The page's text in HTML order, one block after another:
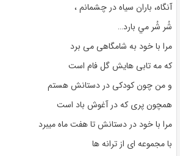
آنگاه، باران سياه در چشمانم ،
شُر شُر مي بارد…
مرا با خود به شامگاهی می برد
که مه تابی هایش گل فام است
و من چون کودکی در دستانش هستم
همچون پری که در آغوش باد است
مرا با خود در دستانش تا هفت ماه میبرد
با مجموعه ای از ترانه ها